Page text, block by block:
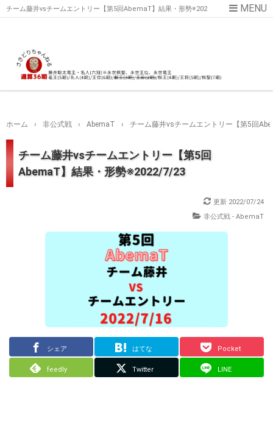
チーム藤井vsチームエントリー【第5回AbemaT】結果・形勢※202
ホーム › 非公式戦 › AbemaT › チーム藤井vsチームエントリー【第5回
チーム藤井vsチームエントリー【第5回
AbemaT】結果・形勢※2022/7/23
更新 2022/07/24
非公式戦 - AbemaT
シェア はてな Pocket
feedly Twitter LINE